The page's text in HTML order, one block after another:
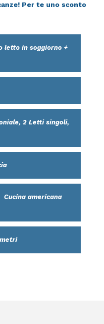
Per te uno sconto
letto in soggiorno +
2 Letti singoli,
Cucina americana